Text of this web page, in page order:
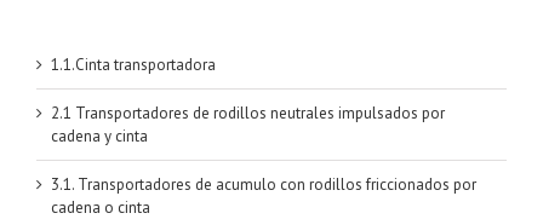
1.1.Cinta transportadora
2.1 Transportadores de rodillos neutrales impulsados por
cadena y cinta
3.1. Transportadores de acumulo con rodillos friccionados por
cadena o cinta